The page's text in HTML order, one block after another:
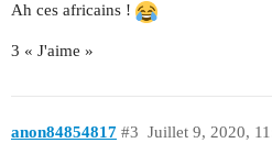
Ah ces africains !
3 « J'aime »
anon84854817 Juillet 9, 2020,
#3